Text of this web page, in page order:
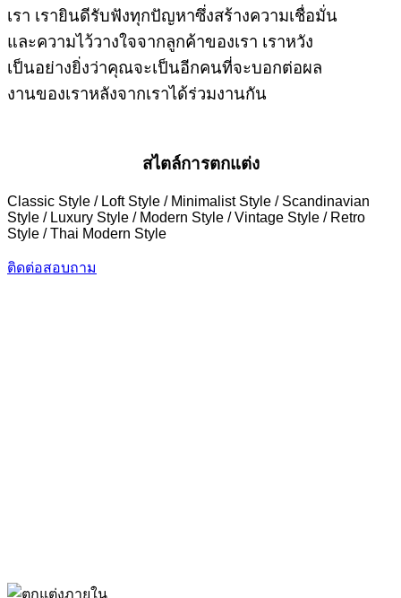
เรา เรายินดีรับฟังทุกปัญหาซึ่งสร้างความเชื่อมั่น
และความไว้วางใจจากลูกค้าของเรา เราหวัง
เป็นอย่างยิ่งว่าคุณจะเป็นอีกคนที่จะบอกต่อผล
งานของเราหลังจากเราได้ร่วมงานกัน
สไตล์การตกแต่ง
Classic Style / Loft Style / Minimalist Style / Scandinavian
Style / Luxury Style / Modern Style / Vintage Style / Retro
Style / Thai Modern Style
ติดต่อสอบถาม